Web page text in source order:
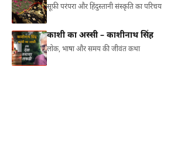
सूफ़ी परंपरा और हिंदुस्तानी संस्कृति का परिचय
काशी का अस्सी – काशीनाथ सिंह
लोक, भाषा और समय की जीवंत कथा